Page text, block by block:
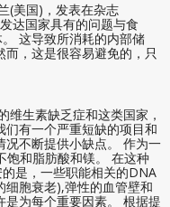
(美国)，发表在杂志
达国家具有的问题与食
这导致所消耗的内部储
，这是很容易避免的，只
维生素缺乏症和这类国家，
有一个严重短缺的项目和
况不断提供小缺点。 作为一
和脂肪酸和镁。 在这种
是，一些职能相关的DNA
细胞衰老),弹性的血管壁和
为每个重要因素。 根据提